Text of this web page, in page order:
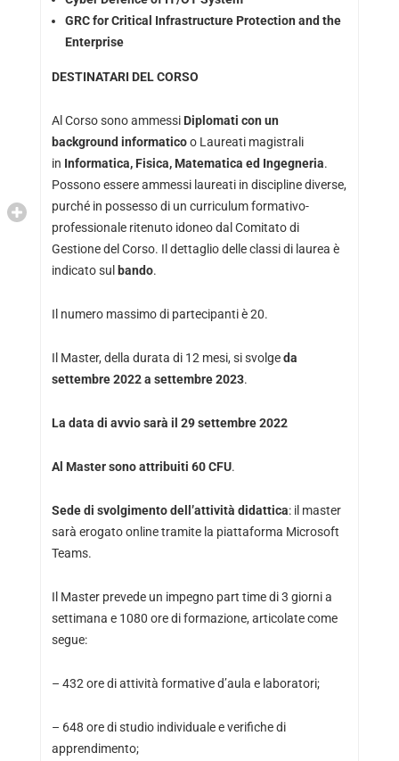
GRC for Critical Infrastructure Protection and the
Enterprise
DESTINATARI DEL CORSO
Al Corso sono ammessi Diplomati con un
background informaticoo Laureati magistrali
in Informatica, Fisica, Matematica ed Ingegneria.
Possono essere ammessi laureati in discipline diverse,
purché in possesso di un curriculum formativo-
professionale ritenuto idoneo dal Comitato di
Gestione del Corso. Il dettaglio delle classi di laurea è
indicato sul bando.
Il numero massimo di partecipanti è 20.
Il Master, della durata di 12 mesi, si svolgeda
settembre 2022 a settembre 2023.
La data di avvio sarà il 29 settembre 2022
Al Master sono attribuiti 60 CFU.
Sede di svolgimento dell’attività didattica: il master
sarà erogato online tramite la piattaforma Microsoft
Teams.
Il Master prevede un impegno part time di 3 giorni a
settimana e 1080 ore di formazione, articolate come
segue:
– 432 ore di attività formative d’aula e laboratori;
– 648 ore di studio individuale e verifiche di
apprendimento;